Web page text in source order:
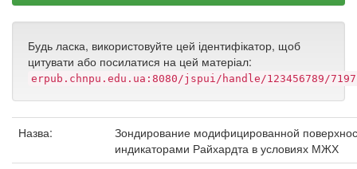
Будь ласка, використовуйте цей ідентифікатор, щоб
цитувати або посилатися на цей матеріал:
erpub.chnpu.edu.ua:8080/jspui/handle/123456789/7197
Назва:
Зондирование модифицированной
индикаторами Райхардта в условиях МЖХ